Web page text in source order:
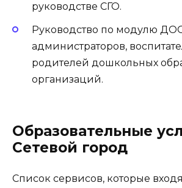
руководстве СГО.
Руководство по модулю
администраторов,
родителей дошкольных
организаций.
Образовательные
Сетевой город
Список сервисов, которые